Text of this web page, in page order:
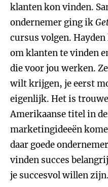
klanten kon vinden.
ondernemer ging ik
cursus volgen.
om klanten te vinden
die voor jou werken.
wilt krijgen, je eerst
eigenlijk. Het is
Amerikaanse titel in
marketingideeën
daar goede
vinden succes
je succesvol willen